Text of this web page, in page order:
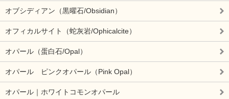
オブシディアン（黒曜石/Obsidian）
オフィカルサイト（蛇灰岩/Ophicalcite）
オパール（蛋白石/Opal）
オパール ピンクオパール（Pink Opal）
オパール｜ホワイトコモンオパール